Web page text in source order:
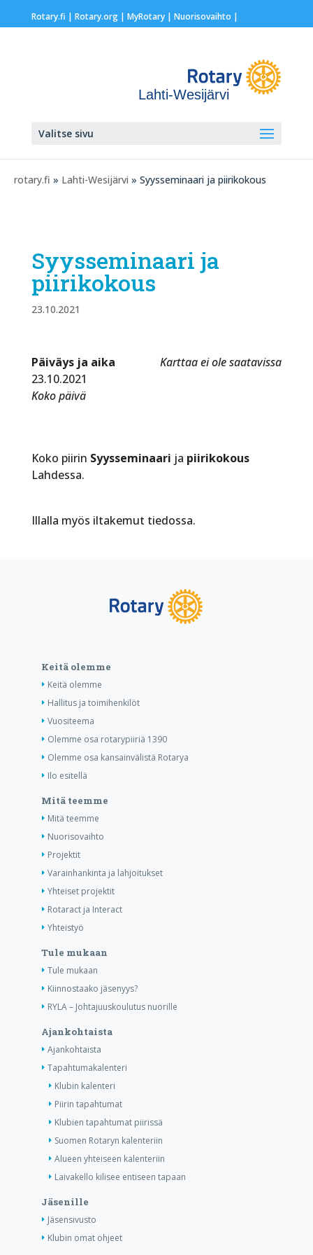
Rotary.fi | Rotary.org| MyRotary | Nuorisovaihto |
Lahti-Wesijärvi
Valitse sivu
rotary.fi » Lahti-Wesijärvi » Syysseminaari ja piirikokous
Syysseminaari ja
piirikokous
23.10.2021
Karttaa ei ole saatavissa
Päiväys ja aika
23.10.2021
Koko päivä
Koko piirin Syysseminaari ja piirikokous
Lahdessa.
Illalla myös iltakemut tiedossa.
Keitä olemme
Keitä olemme
Hallitus ja toimihenkilöt
Vuositeema
Olemme osa rotarypiiriä 1390
Olemme osa kansainvälistä Rotarya
Ilo esitellä
Mitä teemme
Mitä teemme
Nuorisovaihto
Projektit
Varainhankinta ja lahjoitukset
Yhteiset projektit
Rotaract ja Interact
Yhteistyö
Tule mukaan
Tule mukaan
Kiinnostaako jäsenyys?
RYLA – Johtajuuskoulutus nuorille
Ajankohtaista
Ajankohtaista
Tapahtumakalenteri
Klubin kalenteri
Piirin tapahtumat
Klubien tapahtumat piirissä
Suomen Rotaryn kalenteriin
Alueen yhteiseen kalenteriin
Laivakello kilisee entiseen tapaan
Jäsenille
Jäsensivusto
Klubin omat ohjeet